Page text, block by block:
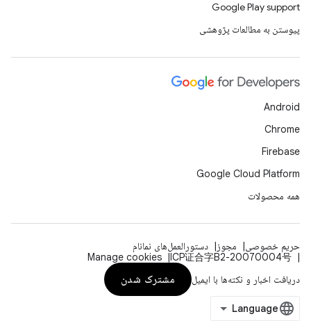
Google Play support
پیوستن به مطالعات پژوهشی
Android
Chrome
Firebase
Google Cloud Platform
همه محصولات
حریم خصوصی مجوز
دستورالعمل‌های نمانام
ICP证合字B2-20070004号
Manage cookies
دریافت اخبار و نکته‌ها با ایمیل
مشترک شدن